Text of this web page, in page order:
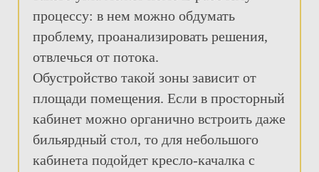
процессу: в нем можно обдумать
проблему, проанализировать решения,
отвлечься от потока.
Обустройство такой зоны зависит от
площади помещения. Если в просторный
кабинет можно органично встроить даже
бильярдный стол, то для небольшого
кабинета подойдет кресло-качалка с